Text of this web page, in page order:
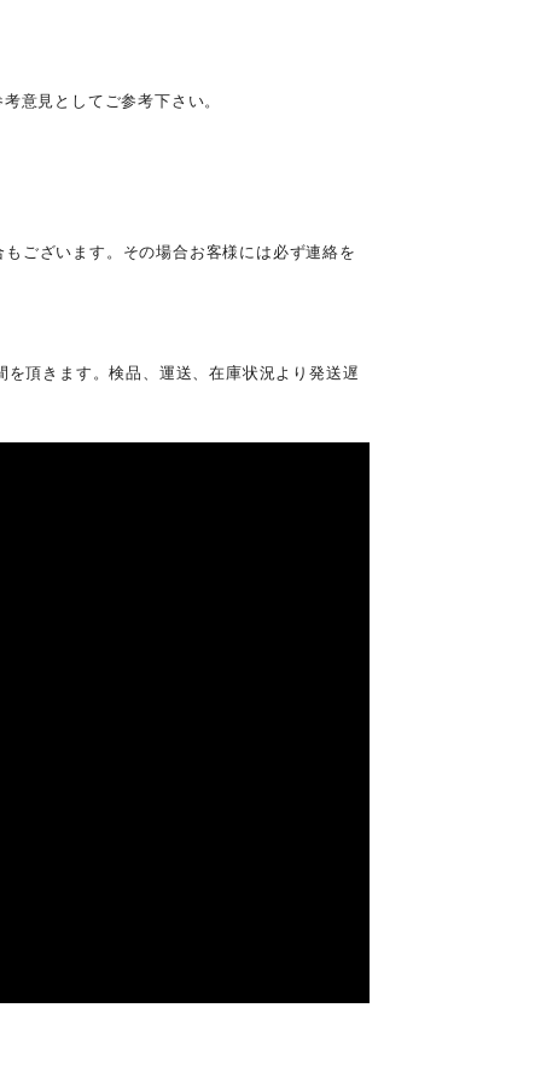
意見としてご参考下さい。
ございます。その場合お客様には必ず連絡を
頂きます。検品、運送、在庫状況より発送遅